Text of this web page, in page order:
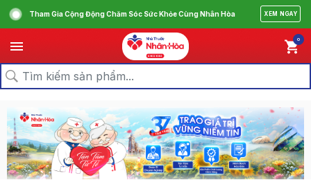
Tham Gia Cộng Động Chăm Sóc Sức Khỏe Cùng Nhân Hòa XEM NGAY
0